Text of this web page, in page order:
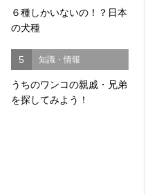
６種しかいないの！？日本
の犬種
5 知識・情報
うちのワンコの親戚・兄弟
を探してみよう！